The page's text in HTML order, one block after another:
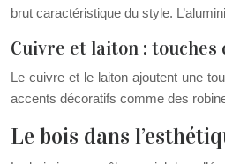
brut caractéristique du style.
Cuivre et laiton : touches
Le cuivre et le laiton ajoutent une
accents décoratifs comme des
Le bois dans